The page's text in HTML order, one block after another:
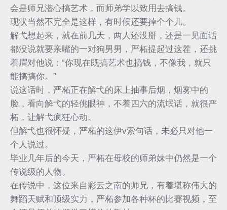
会是师兄潜心搞艺术，而师弟学以致用去搞钱。
现状当然不完全是这样，有时候还要掉个个儿。
解弋想起来，就在前几天，两人还没掰，还是一见面话
都没说就要亲嘴的一对狗男男，严柘提起过这茬，还挑
着眉对他说：“你现在既搞艺术也搞钱，不像我，就只
能搞搞你。”
说这话时，严柘正在解弋的床上抽事后烟，烟雾中的
脸，看向解弋的轻佻眼神，不着四六的流氓话，就很严
柘，让解弋疯狂心动。
但解弋也很怀疑，严柘的这伊v索句话，未必只对他一
个人说过。
毕业几年后的今天，严柘在母校的师弟妹中仍然是一个
传说级的人物。
在传说中，这位来自彩云之南的师兄，有着堪称伟大的
舞蹈天赋和顶级实力，严柘参加各种杯的比赛视频，至